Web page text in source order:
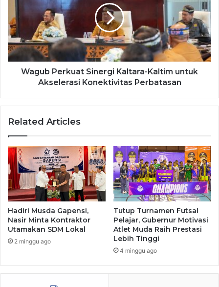
Wagub Perkuat Sinergi Kaltara-Kaltim untuk
Akselerasi Konektivitas Perbatasan
Related Articles
Hadiri Musda Gapensi,
Nasir Minta Kontraktor
Utamakan SDM Lokal
2 minggu ago
Tutup Turnamen Futsal
Pelajar, Gubernur Motivasi
Atlet Muda Raih Prestasi
Lebih Tinggi
4 minggu ago